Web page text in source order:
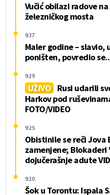
Vučić obilazi radove
železničkog mosta
Maler godine – slavio,
poništen, povredio
9:37
UŽIVO
Rusi udarili
Harkov pod
FOTO/VIDEO
9:29
Obistinile se reči Jova
zamenjene;
dojučerašnje adute
9:25
Šok u Torontu: Ispala
9:20